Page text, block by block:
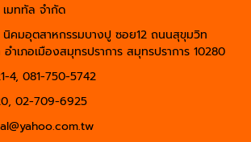
เมททัล จำกัด
คมอุตสาหกรรมบางปู ซอย12 ถนนสุขุมวิท
ำเภอเมืองสมุทรปราการ สมุทรปราการ 10280
4, 081-750-5742
, 02-709-6925